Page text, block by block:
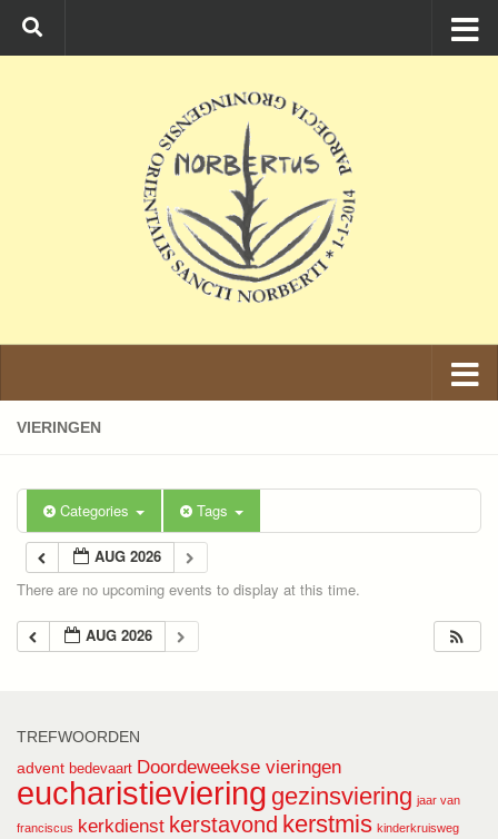
Ga naar de inhoud
VIERINGEN
Categories Tags
AUG 2026
There are no upcoming events to display at this time.
AUG 2026
TREFWOORDEN
advent bedevaart Doordeweekse vieringen
eucharistieviering gezinsviering jaar van
franciscus kerkdienst kerstavond kerstmis kinderkruisweg